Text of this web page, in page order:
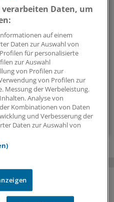
Sie hinter das tägliche
Mit Analysen,
auf Themen, die die Agenda
bitte anmelden
Daten, um
auf einem
Daten zur Auswahl von
für personalisierte
zur Auswahl
von Profilen zur
von Profilen zur
Messung der Werbeleistung.
Analyse von
Kombinationen von Daten
und Verbesserung der
Daten zur Auswahl von